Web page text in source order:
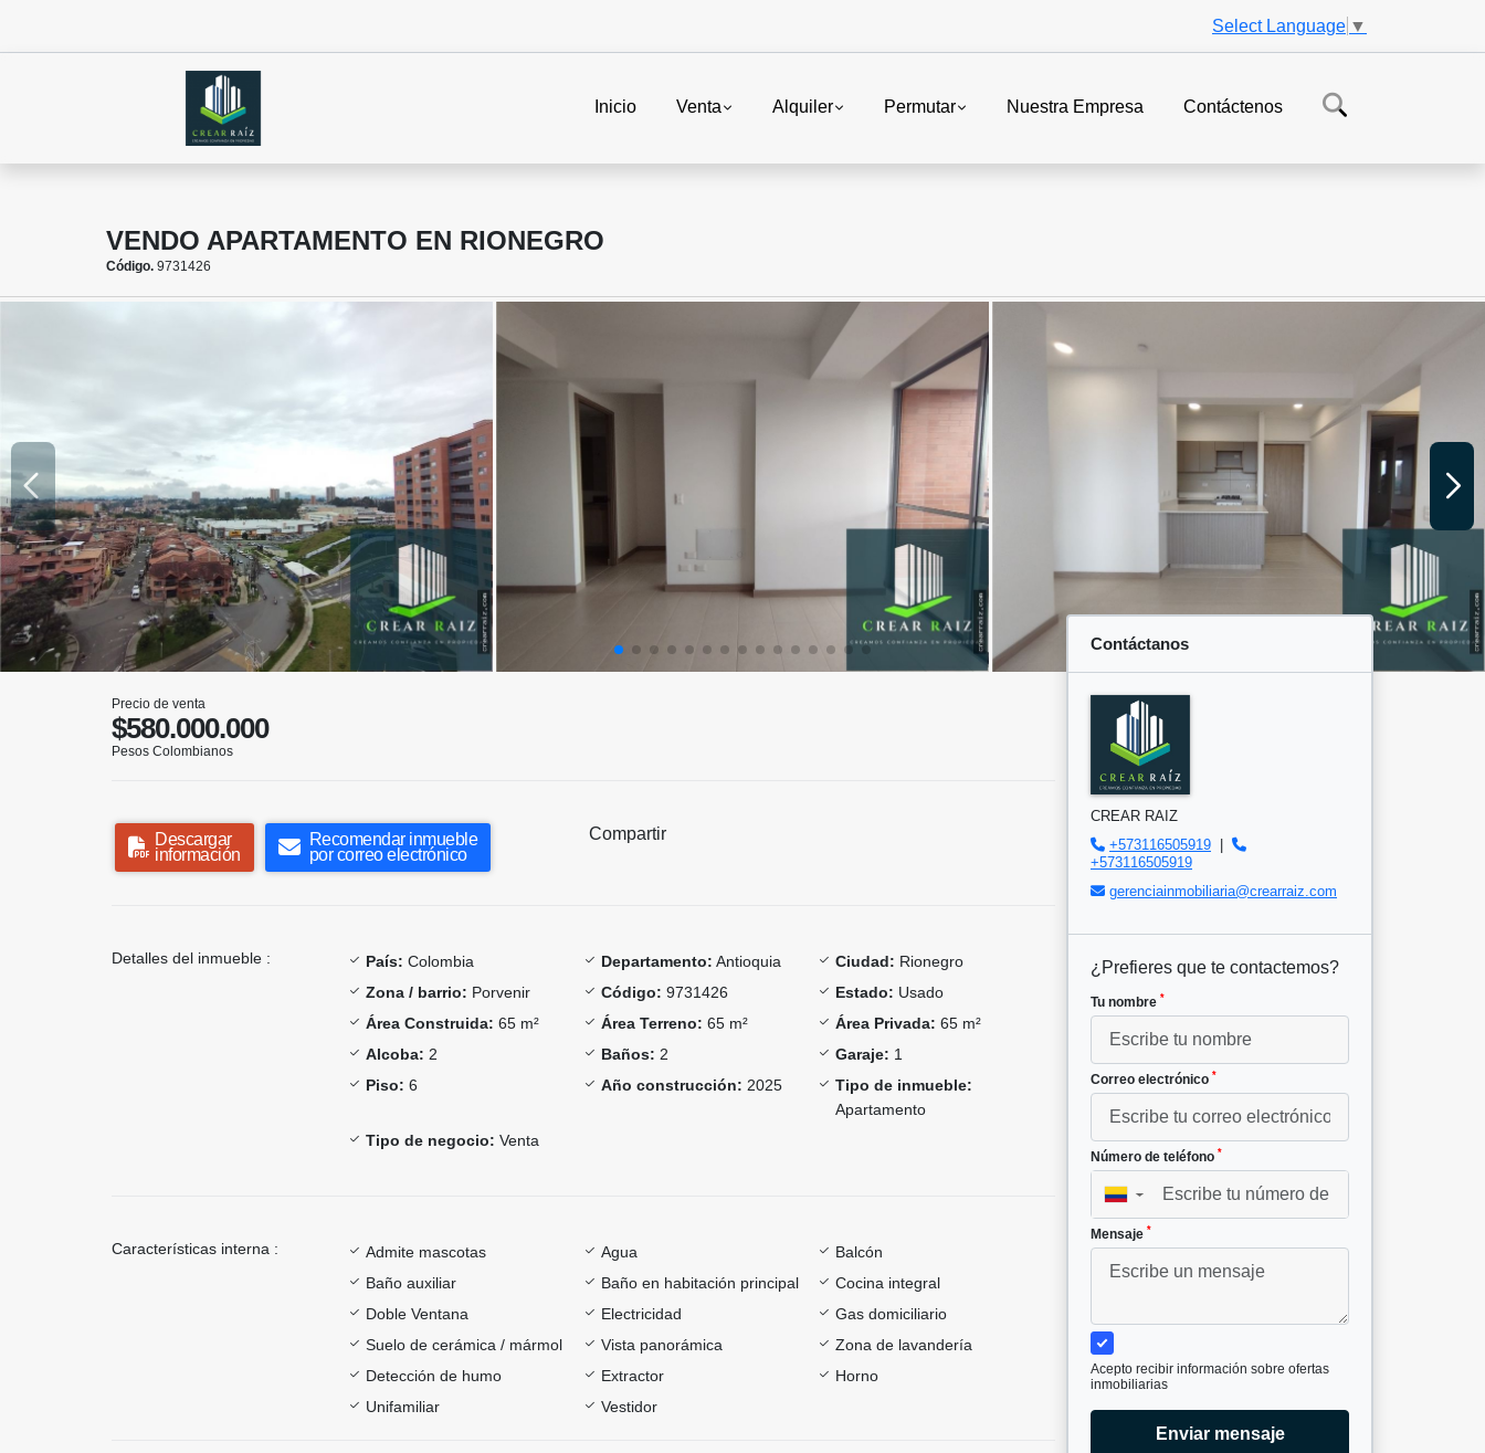
Select Language ▼
Inicio Venta Alquiler Permutar Nuestra Empresa Contáctenos
VENDO APARTAMENTO EN RIONEGRO
Código. 9731426
Precio de venta
$580.000.000
Pesos Colombianos
Descargar
información
Recomendar inmueble
por correo electrónico
Compartir
Detalles del inmueble : País: Colombia Departamento: Antioquia Ciudad: Rionegro
Zona / barrio: Porvenir Código: 9731426 Estado: Usado
Área Construida: 65 m² Área Terreno: 65 m² Área Privada: 65 m²
Alcoba: 2 Baños: 2 Garaje: 1
Piso: 6 Año construcción: 2025
Tipo de inmueble:
Apartamento
Tipo de negocio: Venta
Características interna : Admite mascotas Agua
Balcón
Baño auxiliar
Baño en habitación principal
Cocina integral
Doble Ventana
Electricidad
Gas domiciliario
Suelo de cerámica / mármol
Vista panorámica
Zona de lavandería
Detección de humo
Extractor
Horno
Unifamiliar
Vestidor
Contáctanos
CREAR RAIZ
+573116505919 |
+573116505919
gerenciainmobiliaria@crearraiz.com
¿Prefieres que te contactemos?
Tu nombre *
Correo electrónico *
Número de teléfono *
▼
Mensaje *
Acepto recibir información sobre ofertas
inmobiliarias
Enviar mensaje